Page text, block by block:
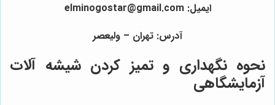
ایمیل: elminogostar@gmail.com
آدرس: تهران – ولیعصر
نحوه نگهداری و تمیز کردن شیشه آلات
آزمایشگاهی